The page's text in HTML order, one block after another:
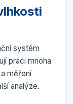
systém
práci mnoha
měření
analýze.